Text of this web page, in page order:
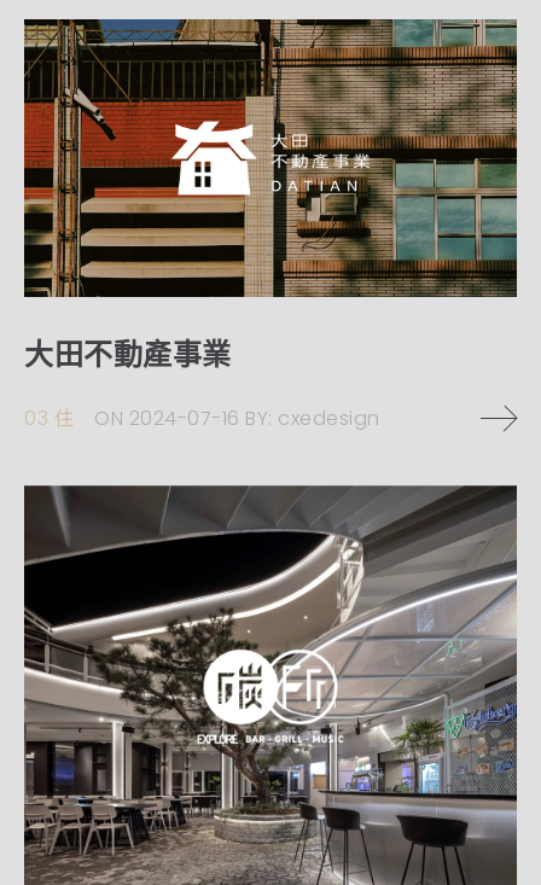
大田不動產事業
03 住 ON 2024-07-16 BY: cxedesign